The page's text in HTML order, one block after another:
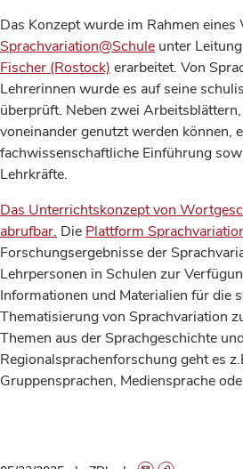
Das Konzept wurde im Rahmen
Sprachvariation@Schule unter
Fischer (Rostock) erarbeitet. Von
Lehrerinnen wurde es auf seine
überprüft. Neben zwei
voneinander genutzt werden können,
fachwissenschaftliche Einführung
Lehrkräfte.
Das Unterrichtskonzept von
abrufbar. Die Plattform
Forschungsergebnisse der
Lehrpersonen in Schulen zur
Informationen und Materialien für die
Thematisierung von Sprachvariation
Themen aus der Sprachgeschichte
Regionalsprachenforschung geht es
Gruppensprachen, Mediensprache